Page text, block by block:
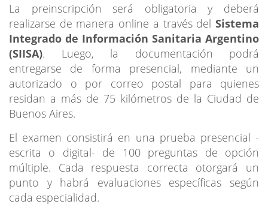
La preinscripción será obligatoria y deberá
realizarse de manera online a través del Sistema
Integrado de Información Sanitaria Argentino
(SIISA). Luego, la documentación podrá
entregarse de forma presencial, mediante un
autorizado o por correo postal para quienes
residan a más de 75 kilómetros de la Ciudad de
Buenos Aires.
El examen consistirá en una prueba presencial -
escrita o digital- de 100 preguntas de opción
múltiple. Cada respuesta correcta otorgará un
punto y habrá evaluaciones específicas según
cada especialidad.